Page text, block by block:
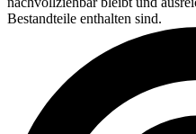
Bestandteile enthalten sind.